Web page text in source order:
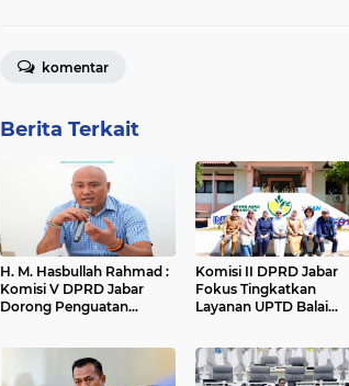
komentar
Berita Terkait
H. M. Hasbullah Rahmad :
Komisi V DPRD Jabar
Dorong Penguatan
Rakyat di Kabupaten
Bandung
Komisi II DPRD Jabar
Fokus Tingkatkan
Layanan UPTD Balai